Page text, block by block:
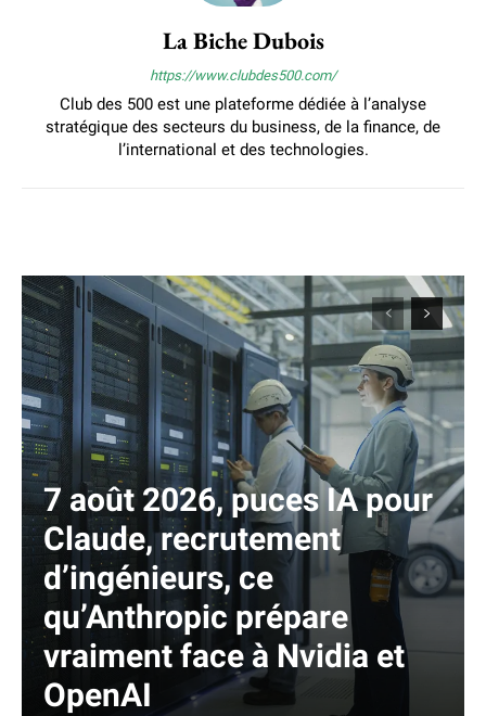
La Biche Dubois
https://www.clubdes500.com/
Club des 500 est une plateforme dédiée à l’analyse
stratégique des secteurs du business, de la finance, de
l’international et des technologies.
7 août 2026, puces IA pour
Claude, recrutement
d’ingénieurs, ce
qu’Anthropic prépare
vraiment face à Nvidia et
OpenAI